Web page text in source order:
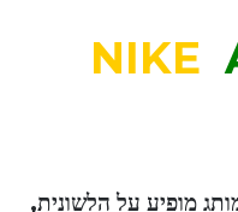
NIKE
מופיע על הלשונית,